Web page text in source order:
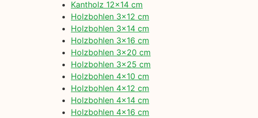
Kantholz 12×14 cm
Holzbohlen 3×12 cm
Holzbohlen 3×14 cm
Holzbohlen 3×16 cm
Holzbohlen 3×20 cm
Holzbohlen 3×25 cm
Holzbohlen 4×10 cm
Holzbohlen 4×12 cm
Holzbohlen 4×14 cm
Holzbohlen 4×16 cm